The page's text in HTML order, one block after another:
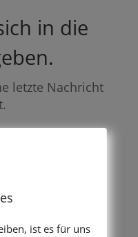
in die
letzte Nachricht
nach
ist es für uns